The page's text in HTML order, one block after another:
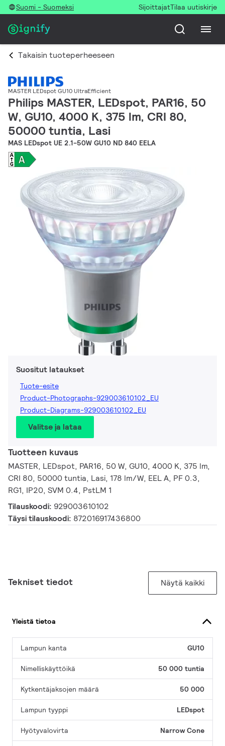
Suomi - Suomeksi SijoittajatTilaa uutiskirje
Takaisin tuoteperheeseen
MASTER LEDspot GU10 UltraEfficient
Philips MASTER, LEDspot, PAR16, 50
W, GU10, 4000 K, 375 lm, CRI 80,
50000 tuntia, Lasi
MAS LEDspot UE 2.1-50W GU10 ND 840 EELA
Suositut lataukset
Tuote-esite
Product-Photographs-929003610102_EU
Product-Diagrams-929003610102_EU
Valitse ja lataa
Tuotteen kuvaus
MASTER, LEDspot, PAR16, 50 W, GU10, 4000 K, 375 lm,
CRI 80, 50000 tuntia, Lasi, 178 lm/W, EEL A, PF 0.3,
RG1, IP20, SVM 0.4, PstLM 1
Tilauskoodi: 929003610102
Täysi tilauskoodi: 872016917436800
Tekniset tiedot Näytä kaikki
Yleistä tietoa
Lampun kanta GU10
Nimelliskäyttöikä 50 000 tuntia
Kytkentäjaksojen määrä 50 000
Lampun tyyppi LEDspot
Hyötyvalovirta Narrow Cone